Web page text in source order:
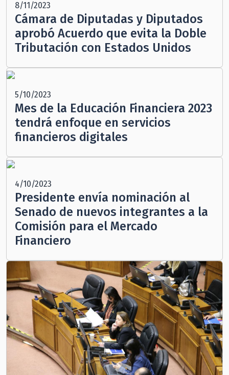
8/11/2023
Cámara de Diputadas y Diputados
aprobó Acuerdo que evita la Doble
Tributación con Estados Unidos
5/10/2023
Mes de la Educación Financiera 2023
tendrá enfoque en servicios
financieros digitales
4/10/2023
Presidente envía nominación al
Senado de nuevos integrantes a la
Comisión para el Mercado
Financiero